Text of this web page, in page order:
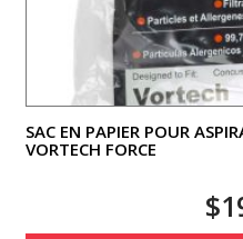
SAC EN PAPIER POUR
VORTECH FORCE
$